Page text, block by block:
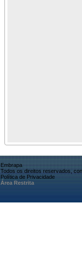
Embrapa
Todos os direitos reservados,
Política de Privacidade
Área Restrita